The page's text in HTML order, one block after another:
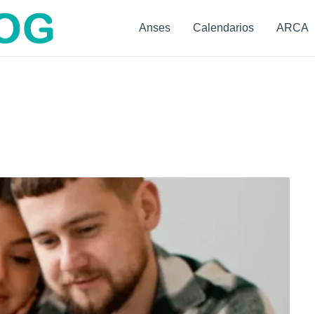
Anses Calendarios ARCA